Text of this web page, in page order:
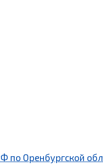
по Оренбургской